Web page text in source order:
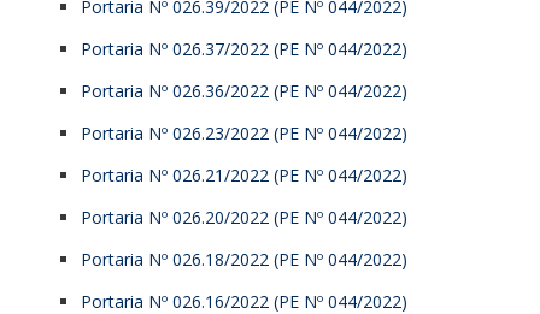
Portaria Nº 026.39/2022 (PE Nº 044/2022)
Portaria Nº 026.37/2022 (PE Nº 044/2022)
Portaria Nº 026.36/2022 (PE Nº 044/2022)
Portaria Nº 026.23/2022 (PE Nº 044/2022)
Portaria Nº 026.21/2022 (PE Nº 044/2022)
Portaria Nº 026.20/2022 (PE Nº 044/2022)
Portaria Nº 026.18/2022 (PE Nº 044/2022)
Portaria Nº 026.16/2022 (PE Nº 044/2022)